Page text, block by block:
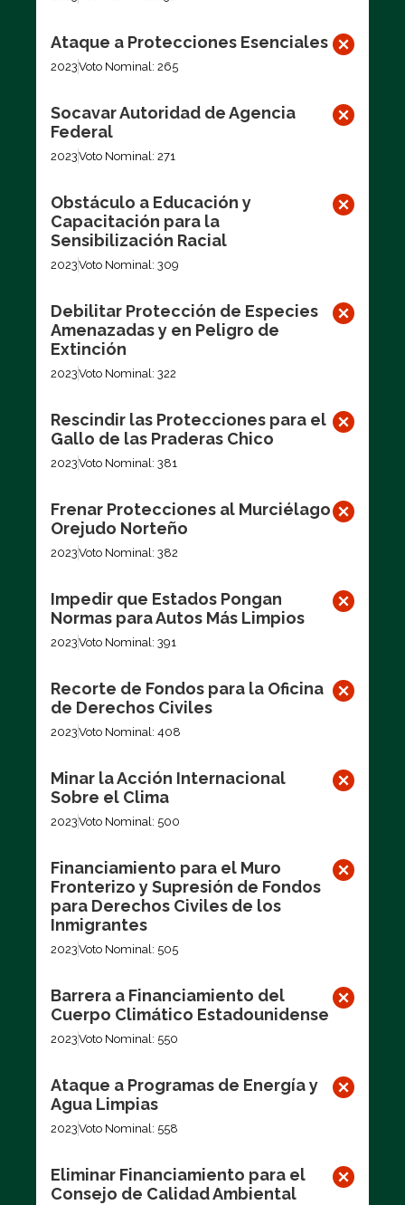
Ataque a Protecciones Esenciales
2023Voto Nominal: 265
Socavar Autoridad de Agencia
Federal
2023Voto Nominal: 271
Obstáculo a Educación y
Capacitación para la
Sensibilización Racial
2023Voto Nominal: 309
Debilitar Protección de Especies
Amenazadas y en Peligro de
Extinción
2023Voto Nominal: 322
Rescindir las Protecciones para el
Gallo de las Praderas Chico
2023Voto Nominal: 381
Frenar Protecciones al Murciélago
Orejudo Norteño
2023Voto Nominal: 382
Impedir que Estados Pongan
Normas para Autos Más Limpios
2023Voto Nominal: 391
Recorte de Fondos para la Oficina
de Derechos Civiles
2023Voto Nominal: 408
Minar la Acción Internacional
Sobre el Clima
2023Voto Nominal: 500
Financiamiento para el Muro
Fronterizo y Supresión de Fondos
para Derechos Civiles de los
Inmigrantes
2023Voto Nominal: 505
Barrera a Financiamiento del
Cuerpo Climático Estadounidense
2023Voto Nominal: 550
Ataque a Programas de Energía y
Agua Limpias
2023Voto Nominal: 558
Eliminar Financiamiento para el
Consejo de Calidad Ambiental